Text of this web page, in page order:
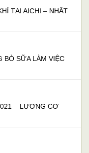
TẠI AICHI – NHẬT
BÒ SỮA LÀM VIỆC
– LƯƠNG CƠ